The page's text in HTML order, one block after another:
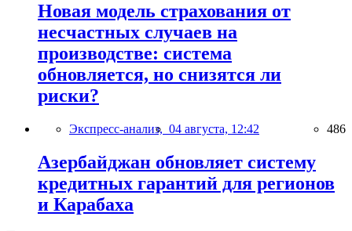
Новая модель страхования от
несчастных случаев на
производстве: система
обновляется, но снизятся ли
риски?
Экспресс-анализ, 04 августа, 12:42 486
Азербайджан обновляет систему
кредитных гарантий для регионов
и Карабаха